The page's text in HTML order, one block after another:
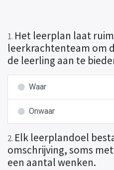
1. Het leerplan laat
leerkrachtenteam om
de leerling aan te
Waar
Onwaar
2. Elk leerplandoel
omschrijving, soms
een aantal wenken.